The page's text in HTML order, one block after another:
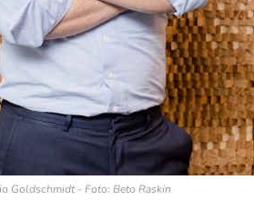
Goldschmidt - Foto: Beto Raskin